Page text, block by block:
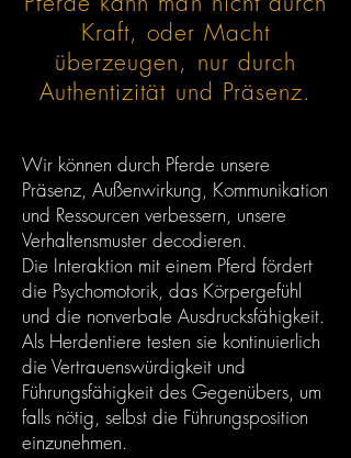
Kraft, oder Macht
überzeugen, nur durch
Authentizität und Präsenz.
Wir können durch Pferde unsere
Präsenz, Außenwirkung, Kommunikation
und Ressourcen verbessern, unsere
Verhaltensmuster decodieren.
Die Interaktion mit einem Pferd fördert
die Psychomotorik, das Körpergefühl
und die nonverbale Ausdrucksfähigkeit.
Als Herdentiere testen sie kontinuierlich
die Vertrauenswürdigkeit und
Führungsfähigkeit des Gegenübers, um
falls nötig, selbst die Führungsposition
einzunehmen.